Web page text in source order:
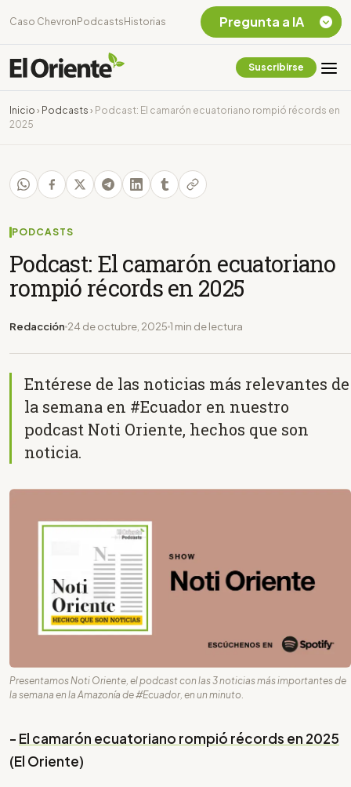
Caso Chevron Podcasts Historias
Suscribirse
Inicio › Podcasts › Podcast: El camarón ecuatoriano rompió récords en
2025
PODCASTS
Podcast: El camarón ecuatoriano
rompió récords en 2025
Redacción 24 de octubre, 2025 1 min de lectura
Entérese de las noticias más relevantes de
la semana en #Ecuador en nuestro
podcast Noti Oriente, hechos que son
noticia.
Presentamos Noti Oriente, el podcast con las 3 noticias más importantes de
la semana en la Amazonía de #Ecuador, en un minuto.
- El camarón ecuatoriano rompió récords en 2025
(El Oriente)
Pregunta a IA
Chevron Ecuador